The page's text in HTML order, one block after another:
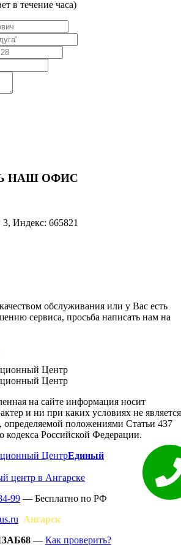
в течение часа)
НАШ ОФИС
Индекс: 665821
обслуживания или у Вас есть
сервиса, просьба написать нам на
на сайте информация носит
и ни при каких условиях не является
определяемой положениями Статьи 437
кодекса Российской Федерации.
Единый
центр в Ангарске
99 — Бесплатно по РФ
Ангарск
— Как проверить?